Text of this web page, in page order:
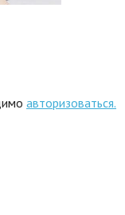
авторизоваться.